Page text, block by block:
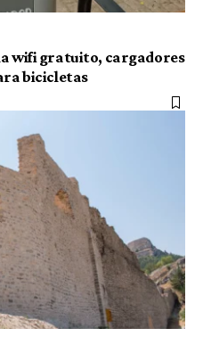
wifi gratuito, cargadores
bicicletas